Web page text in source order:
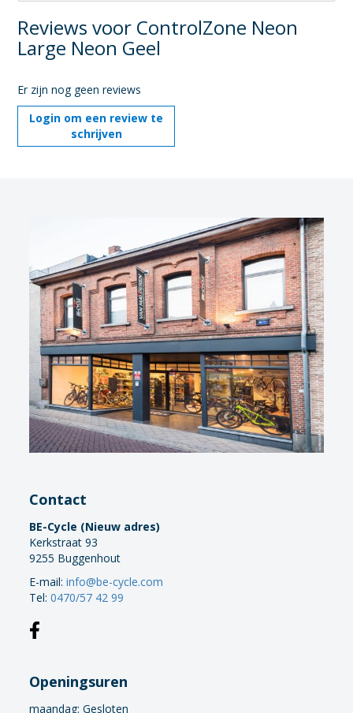
Reviews voor ControlZone Neon
Large Neon Geel
Er zijn nog geen reviews
Login om een review te
schrijven
Contact
BE-Cycle (Nieuw adres)
Kerkstraat 93
9255 Buggenhout
E-mail:info@be-cycle.com
Tel:0470/57 42 99
Openingsuren
maandag:Gesloten